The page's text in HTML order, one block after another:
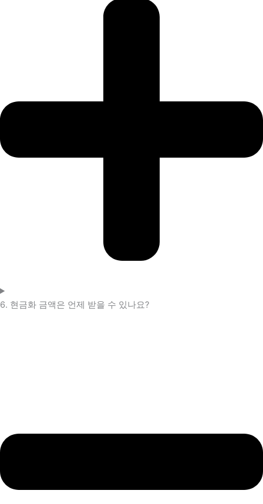
6. 현금화 금액은 언제 받을 수 있나요?